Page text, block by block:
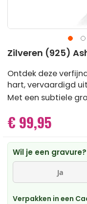
Ga
het
begin
van
de
Zilveren (925)
Ontdek deze
hart, vervaardigd
Met een subtiele
€ 99,95
Wil je een gravure?
Ja
Verpakken in een